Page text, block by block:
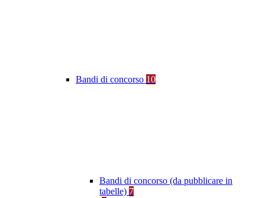
Bandi di concorso 10
Bandi di concorso (da pubblicare in
tabelle) 7